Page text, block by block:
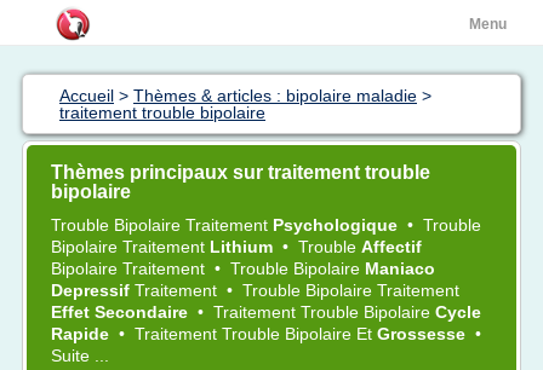
Menu
Accueil > Thèmes & articles : bipolaire maladie >
traitement trouble bipolaire
Thèmes principaux sur traitement trouble
bipolaire
Trouble Bipolaire Traitement Psychologique • Trouble
Bipolaire Traitement Lithium • Trouble Affectif
Bipolaire Traitement • Trouble Bipolaire Maniaco
Depressif Traitement • Trouble Bipolaire Traitement
Effet Secondaire • Traitement Trouble Bipolaire Cycle
Rapide • Traitement Trouble Bipolaire Et Grossesse •
Suite ...